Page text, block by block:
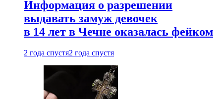
Информация о разрешении
выдавать замуж девочек
в 14 лет в Чечне оказалась фейком
2 года спустя2 года спустя